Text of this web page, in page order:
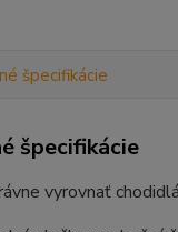
špecifikácie
špecifikácie
vyrovnať